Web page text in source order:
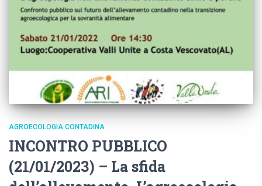
AGROECOLOGIA CONTADINA
INCONTRO PUBBLICO
(21/01/2023) – La sfida